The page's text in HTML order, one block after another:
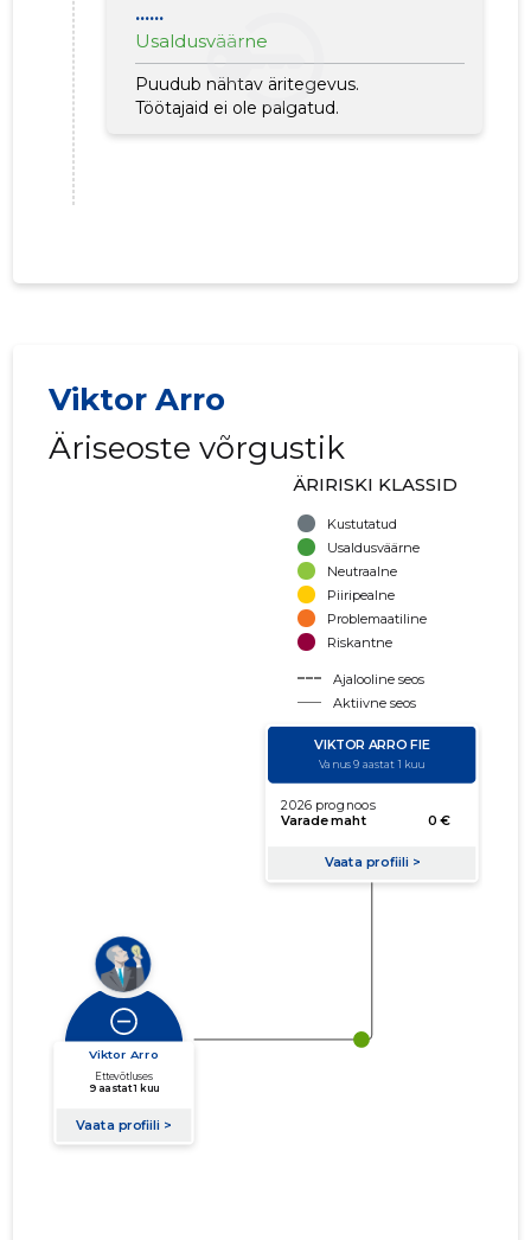
......
Usaldusväärne
Puudub nähtav äritegevus.
Töötajaid ei ole palgatud.
Viktor Arro
Äriseoste võrgustik
ÄRIRISKI KLASSID
Kustutatud
Usaldusväärne
Neutraalne
Piiripealne
Problemaatiline
Riskantne
Ajalooline seos
Aktiivne seos
käibe suurus
võla suurus
Seoste laiendamine